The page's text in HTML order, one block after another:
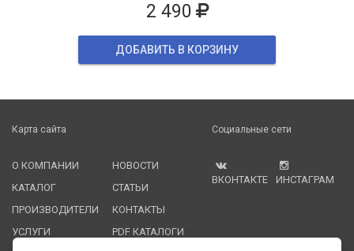
2 490
ДОБАВИТЬ В КОРЗИНУ
Карта сайта
О КОМПАНИИ
КАТАЛОГ
ПРОИЗВОДИТЕЛИ
УСЛУГИ
НОВОСТИ
СТАТЬИ
КОНТАКТЫ
PDF КАТАЛОГИ
Социальные сети
ВКОНТАКТЕ ИНСТАГРАМ